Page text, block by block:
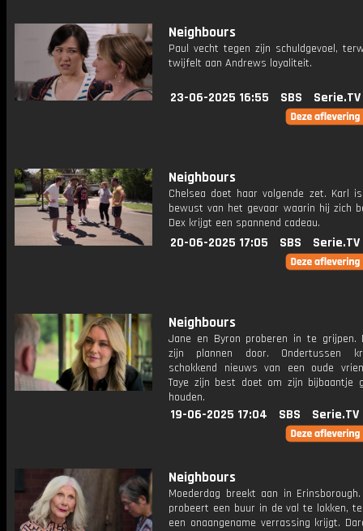
Neighbours
Paul vecht tegen zijn schuldgevoel,
twijfelt aan Andrews loyaliteit.
23-06-2025 16:55 SBS Serie.TV
Neighbours
Chelsea doet haar volgende zet. Karl
bewust van het gevaar waarin hij zich
Dex krijgt een spannend cadeau.
20-06-2025 17:05 SBS Serie.TV
Neighbours
Jane en Byron proberen in te grijpen.
zijn plannen door. Ondertussen
schokkend nieuws van een oude
Taye zijn best doet om zijn bijbaantje
houden.
19-06-2025 17:04 SBS Serie.TV
Neighbours
Moederdag breekt aan in
probeert een buur in de val te lokken,
een onaangename verrassing krijgt.